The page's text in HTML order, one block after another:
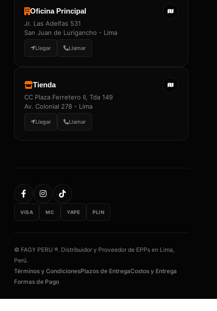
Oficina Principal
Jr. Las Adelfas 531
San Juan de Lurigancho - Lima
Llegar Llamar
Tienda
CC Plaza Ferretero II, Tda 149
Av. Colonial 278 - Lima
Llegar Llamar
VISA MC YAPE PLIN
© FAGY PERU ®. Distribuidor y Proveedor de EPPs en Lima,
Perú.
Términos y CondicionesPlazos de EntregaCostos y Entrega
Formas de Pago